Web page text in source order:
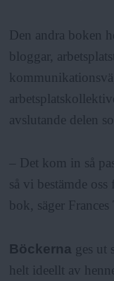
Den andra boken
bloggar,
avslutande delen
– Det kom in så
så vi bestämde
bok, säger
Böckerna ges ut
helt ideellt av